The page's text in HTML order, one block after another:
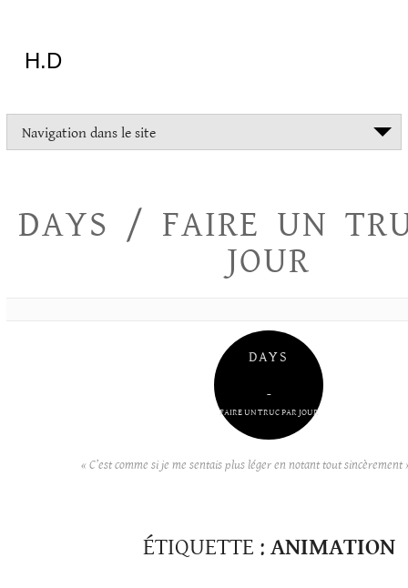
H.D
tout
essayer
Navigation dans le site
DAYS / FAIRE UN
JOUR
DAYS
–
FAIRE UN TRUC PAR JOUR
« C’est comme si je me sentais plus léger en notant tout sincèrement
ÉTIQUETTE : ANIMATION